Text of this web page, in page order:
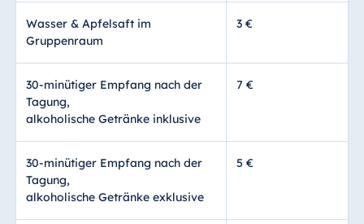
Wasser & Apfelsaft im
Gruppenraum
3 €
30-minütiger Empfang nach der
Tagung,
alkoholische Getränke inklusive
7 €
30-minütiger Empfang nach der
Tagung,
alkoholische Getränke exklusive
5 €